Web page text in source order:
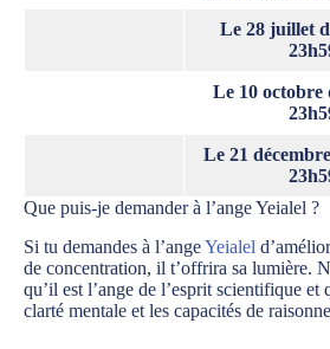
Le 28 juillet
Le 10 octobre
Le 21
Que puis-je demander à l’ange Yeialel ?
Si tu demandes à l’angeYeialel
de concentration, il t’offrira sa lumière.
qu’il est l’ange de l’esprit scientifique et
clarté mentale et les capacités de